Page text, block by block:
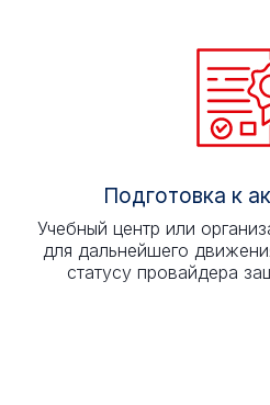
Подготовка к
Учебный центр или
для дальнейшего
статусу провайдера